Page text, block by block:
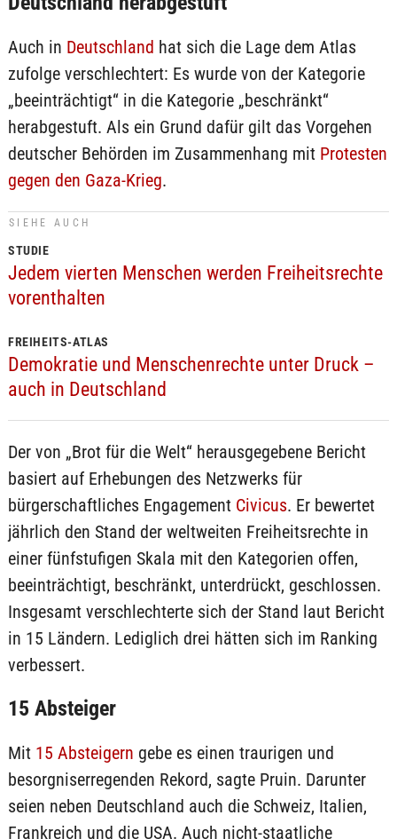
Auch in Deutschland hat sich die Lage dem Atlas
zufolge verschlechtert: Es wurde von der Kategorie
„beeinträchtigt“ in die Kategorie „beschränkt“
herabgestuft. Als ein Grund dafür gilt das Vorgehen
deutscher Behörden im Zusammenhang mit Protesten
gegen den Gaza-Krieg.
SIEHE AUCH
STUDIE
Jedem vierten Menschen werden Freiheitsrechte
vorenthalten
FREIHEITS-ATLAS
Demokratie und Menschenrechte unter Druck –
auch in Deutschland
Der von „Brot für die Welt“ herausgegebene Bericht
basiert auf Erhebungen des Netzwerks für
bürgerschaftliches Engagement Civicus. Er bewertet
jährlich den Stand der weltweiten Freiheitsrechte in
einer fünfstufigen Skala mit den Kategorien offen,
beeinträchtigt, beschränkt, unterdrückt, geschlossen.
Insgesamt verschlechterte sich der Stand laut Bericht
in 15 Ländern. Lediglich drei hätten sich im Ranking
verbessert.
15 Absteiger
Mit 15 Absteigern gebe es einen traurigen und
besorgniserregenden Rekord, sagte Pruin. Darunter
seien neben Deutschland auch die Schweiz, Italien,
Frankreich und die USA. Auch nicht-staatliche